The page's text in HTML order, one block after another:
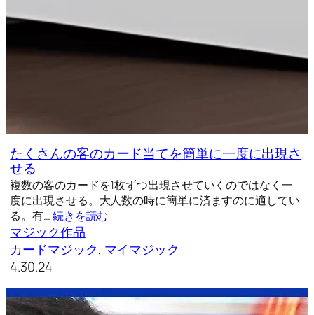
たくさんの客のカード当てを簡単に一度に出現さ
せる
複数の客のカードを1枚ずつ出現させていくのではなく一
度に出現させる。大人数の時に簡単に済ますのに適してい
る。有…続きを読む
マジック作品
カードマジック, マイマジック
4.30.24